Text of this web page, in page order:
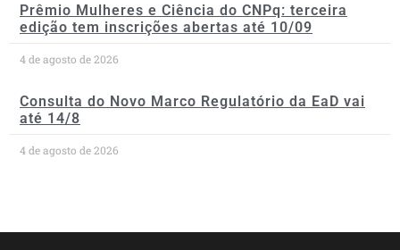
Prêmio Mulheres e Ciência do CNPq: terceira
edição tem inscrições abertas até 10/09
4 de agosto de 2026
Consulta do Novo Marco Regulatório da EaD vai
até 14/8
4 de agosto de 2026